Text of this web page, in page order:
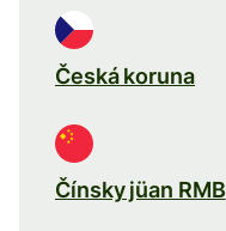
Česká koruna
Čínsky jüan RMB